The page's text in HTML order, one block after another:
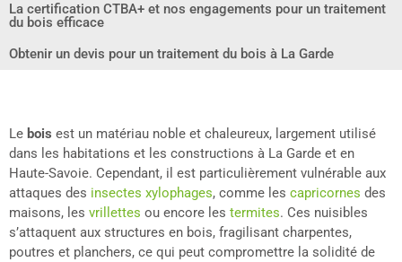
La certification CTBA+ et nos engagements pour un traitement
du bois efficace
Obtenir un devis pour un traitement du bois à La Garde
Le bois est un matériau noble et chaleureux, largement utilisé
dans les habitations et les constructions à La Garde et en
Haute-Savoie. Cependant, il est particulièrement vulnérable aux
attaques des insectes xylophages, comme les capricornes des
maisons, les vrillettes ou encore les termites. Ces nuisibles
s’attaquent aux structures en bois, fragilisant charpentes,
poutres et planchers, ce qui peut compromettre la solidité de